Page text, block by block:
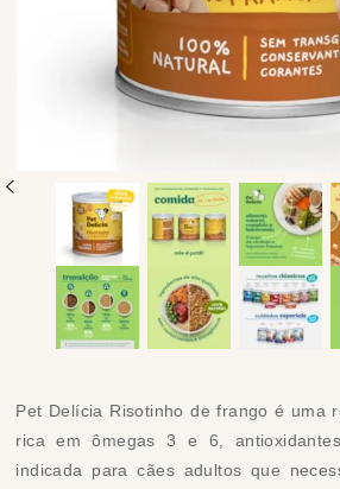
Pet Delícia Risotinho de frango é uma
rica em ômegas 3 e 6,
indicada para cães adultos que